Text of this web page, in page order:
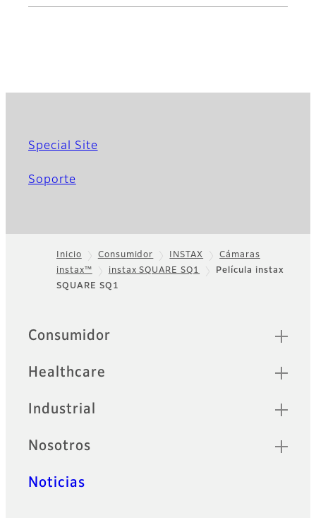
Special Site
Soporte
Footer
Inicio Consumidor INSTAX
Cámaras
instax™
instax SQUARE SQ1
Película instax
SQUARE SQ1
Sitemap
Consumidor
Healthcare
Industrial
Nosotros
Noticias